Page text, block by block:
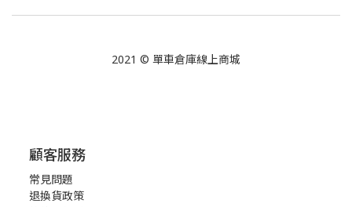
2021 © 單車倉庫線上商城
顧客服務
常見問題
退換貨政策